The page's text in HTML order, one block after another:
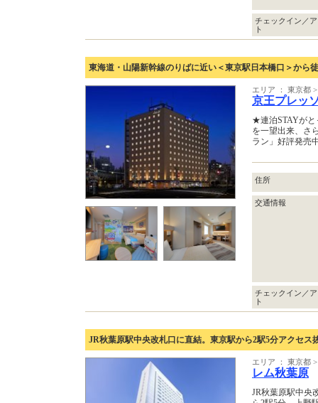
チェックイン／
ト
東海道・山陽新幹線のりばに近い＜東京駅日本橋口＞から
エリア ： 東京都
京王プレッ
★連泊STAYがと
を一望出来、さ
ラン」好評発売
住所
交通情報
チェックイン／
ト
JR秋葉原駅中央改札口に直結。東京駅から2駅5分アクセス
エリア ： 東京都
レム秋葉原
JR秋葉原駅中央